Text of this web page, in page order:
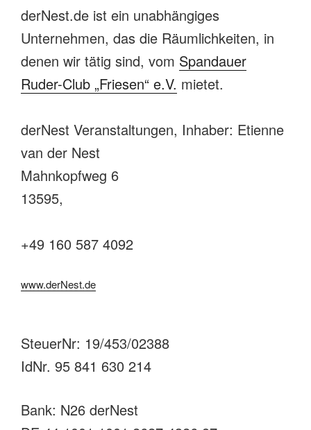
derNest.de ist ein unabhängiges
Unternehmen, das die Räumlichkeiten, in
denen wir tätig sind, vom Spandauer
Ruder-Club „Friesen“ e.V. mietet.
derNest Veranstaltungen, Inhaber: Etienne
van der Nest
Mahnkopfweg 6
13595,
+49 160 587 4092
www.derNest.de
SteuerNr: 19/453/02388
IdNr. 95 841 630 214
Bank: N26 derNest